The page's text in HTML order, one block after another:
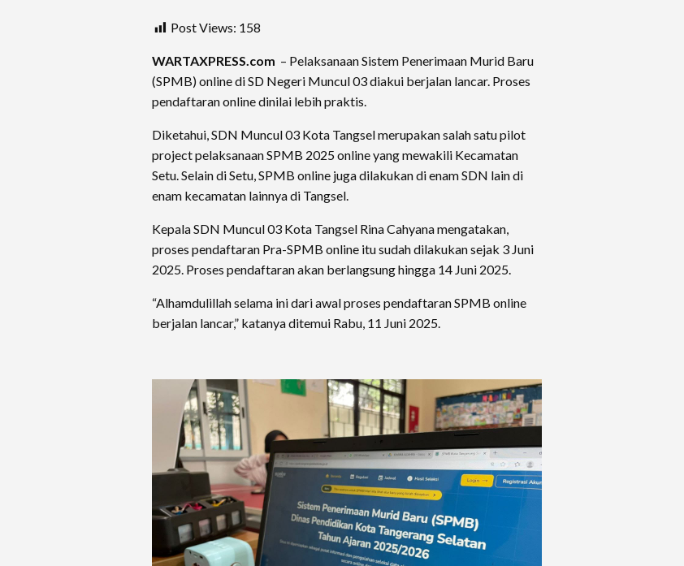
Post Views: 158
WARTAXPRESS.com – Pelaksanaan Sistem Penerimaan Murid Baru
(SPMB) online di SD Negeri Muncul 03 diakui berjalan lancar. Proses
pendaftaran online dinilai lebih praktis.
Diketahui, SDN Muncul 03 Kota Tangsel merupakan salah satu pilot
project pelaksanaan SPMB 2025 online yang mewakili Kecamatan
Setu. Selain di Setu, SPMB online juga dilakukan di enam SDN lain di
enam kecamatan lainnya di Tangsel.
Kepala SDN Muncul 03 Kota Tangsel Rina Cahyana mengatakan,
proses pendaftaran Pra-SPMB online itu sudah dilakukan sejak 3 Juni
2025. Proses pendaftaran akan berlangsung hingga 14 Juni 2025.
“Alhamdulillah selama ini dari awal proses pendaftaran SPMB online
berjalan lancar,” katanya ditemui Rabu, 11 Juni 2025.